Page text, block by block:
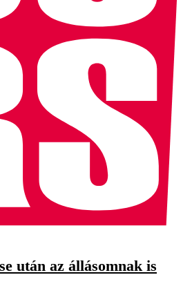
után az állásomnak is